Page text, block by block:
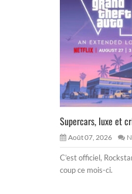
Supercars, luxe et
Août 07, 2026
C’est officiel,
coup ce mois-ci.